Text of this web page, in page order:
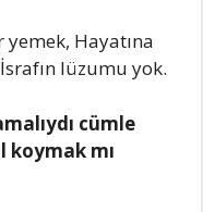
Hayatına
lüzumu yok.
cümle
koymak mı